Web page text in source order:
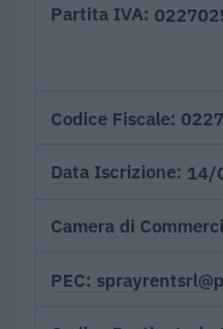
Partita IVA
Codice Fiscale
Data Iscrizione 14/
Camera di
PEC